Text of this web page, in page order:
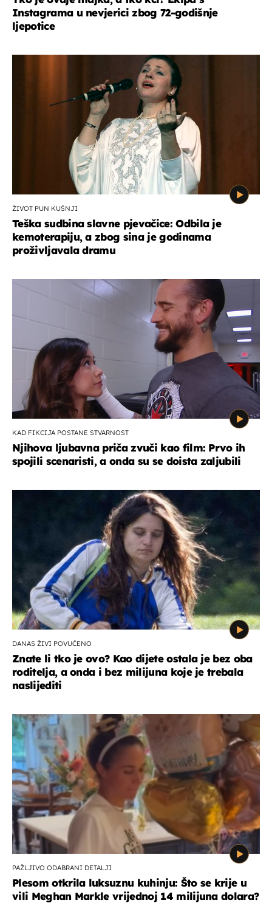
Instagrama u nevjerici zbog 72-godišnje
ljepotice
ŽIVOT PUN KUŠNJI
Teška sudbina slavne pjevačice: Odbila je
kemoterapiju, a zbog sina je godinama
proživljavala dramu
KAD FIKCIJA POSTANE STVARNOST
Njihova ljubavna priča zvuči kao film: Prvo ih
spojili scenaristi, a onda su se doista zaljubili
DANAS ŽIVI POVUČENO
Znate li tko je ovo? Kao dijete ostala je bez oba
roditelja, a onda i bez milijuna koje je trebala
naslijediti
PAŽLJIVO ODABRANI DETALJI
Plesom otkrila luksuznu kuhinju: Što se krije u
vili Meghan Markle vrijednoj 14 milijuna dolara?